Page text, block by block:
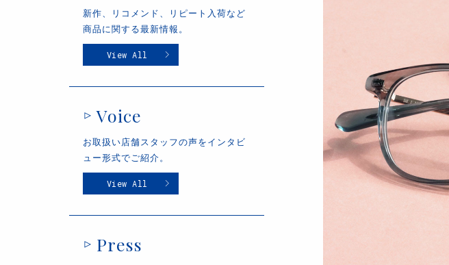
新作、リコメンド、リピート入荷など
商品に関する最新情報。
View All
Voice
お取扱い店舗スタッフの声をインタビ
ュー形式でご紹介。
View All
Press